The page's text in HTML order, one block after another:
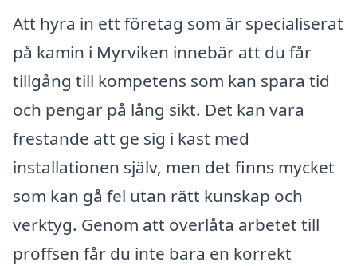
Att hyra in ett företag som är specialiserat
på kamin i Myrviken innebär att du får
tillgång till kompetens som kan spara tid
och pengar på lång sikt. Det kan vara
frestande att ge sig i kast med
installationen själv, men det finns mycket
som kan gå fel utan rätt kunskap och
verktyg. Genom att överlåta arbetet till
proffsen får du inte bara en korrekt